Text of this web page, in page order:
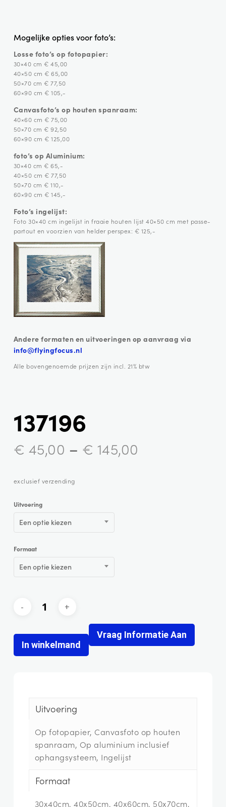
Mogelijke opties voor foto’s:
Losse foto’s op fotopapier:
30×40 cm € 45,00
40×50 cm € 65,00
50×70 cm € 77,50
60×90 cm € 105,-
Canvasfoto’s op houten spanraam:
40×60 cm € 75,00
50×70 cm € 92,50
60×90 cm € 125,00
foto’s op Aluminium:
30×40 cm € 65,-
40×50 cm € 77,50
50×70 cm € 110,-
60×90 cm € 145,-
Foto’s ingelijst:
Foto 30×40 cm ingelijst in fraaie houten lijst 40×50 cm met passe-
partout en voorzien van helder perspex: € 125,-
Andere formaten en uitvoeringen op aanvraag via
info@flyingfocus.nl
Alle bovengenoemde prijzen zijn incl. 21% btw
137196
€ 45,00 – € 145,00
exclusief verzending
Uitvoering
Een optie kiezen
Formaat
Een optie kiezen
In winkelmand
Vraag Informatie Aan
Uitvoering
Op fotopapier, Canvasfoto op houten
spanraam, Op aluminium inclusief
ophangsysteem, Ingelijst
Formaat
30x40cm, 40x50cm, 40x60cm, 50x70cm,